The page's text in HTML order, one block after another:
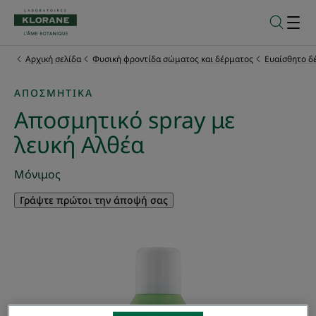
Αρχική σελίδα Φυσική φροντίδα σώματος και δέρματος Ευαίσθητο
ΑΠΟΣΜΗΤΙΚΆ
Αποσμητικό spray με
λευκή Αλθέα
Μόνιμος
Γράψτε πρώτοι την άποψή σας